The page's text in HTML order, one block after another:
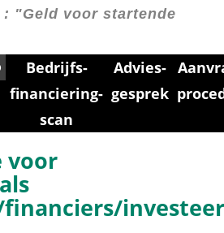
: "Geld voor startende
Bedrijfs­
financiering­
scan
Advies­
gesprek
voor